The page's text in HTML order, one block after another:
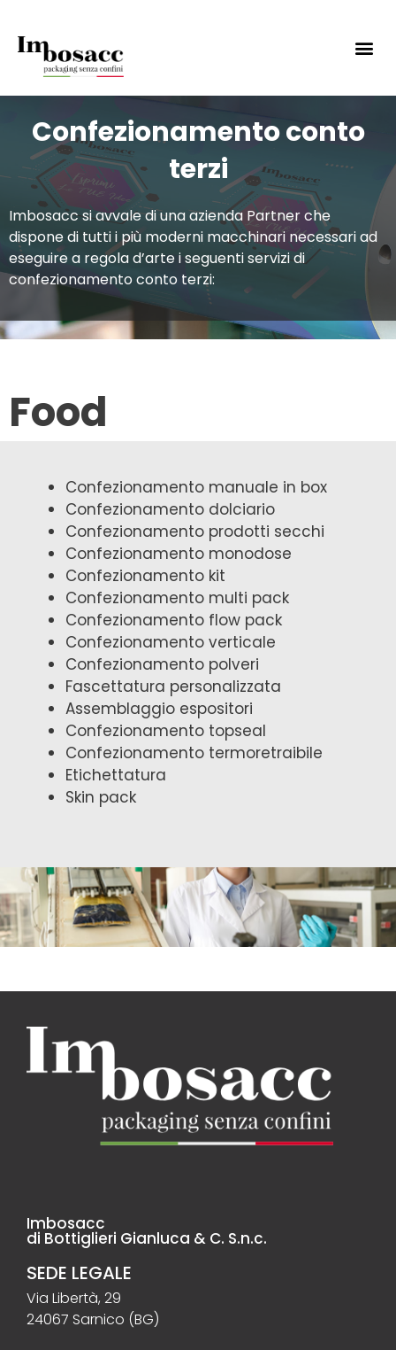
Confezionamento conto
terzi
Imbosacc si avvale di una azienda Partner che
dispone di tutti i più moderni macchinari necessari ad
eseguire a regola d’arte i seguenti servizi di
confezionamento conto terzi:
Food
Confezionamento manuale in box
Confezionamento dolciario
Confezionamento prodotti secchi
Confezionamento monodose
Confezionamento kit
Confezionamento multi pack
Confezionamento flow pack
Confezionamento verticale
Confezionamento polveri
Fascettatura personalizzata
Assemblaggio espositori
Confezionamento topseal
Confezionamento termoretraibile
Etichettatura
Skin pack
Imbosacc
di Bottiglieri Gianluca & C. S.n.c.
SEDE LEGALE
Via Libertà, 29
24067 Sarnico (BG)